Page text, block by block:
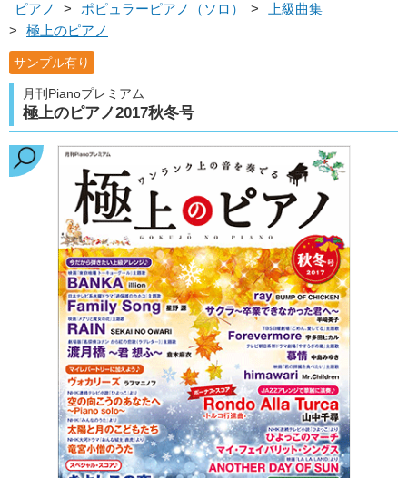
ピアノ
> ポピュラーピアノ（ソロ） >
上級曲集
>
極上のピアノ
サンプル有り
月刊Pianoプレミアム
極上のピアノ2017秋冬号